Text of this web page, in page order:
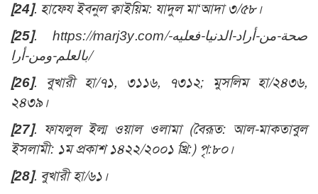
[24]. হাফেয ইবনুল ক্বাইয়িম: যাদুল মা‘আদা ৩/৫৮।
[25]. https://marj3y.com/صحة-من-أراد-الدنيا-فعليه-
بالعلم-ومن-أرا/
[26]. বুখারী হা/৭১, ৩১১৬, ৭৩১২; মুসলিম হা/২৪৩৬,
২৪৩৯।
[27]. ফাযলুল ইল্ম ওয়াল ওলামা (বৈরূত: আল-মাকতাবুল
ইসলামী: ১ম প্রকাশ ১৪২২/২০০১ খ্রি:) পৃ:৮০।
[28]. বুখারী হা/৬১।